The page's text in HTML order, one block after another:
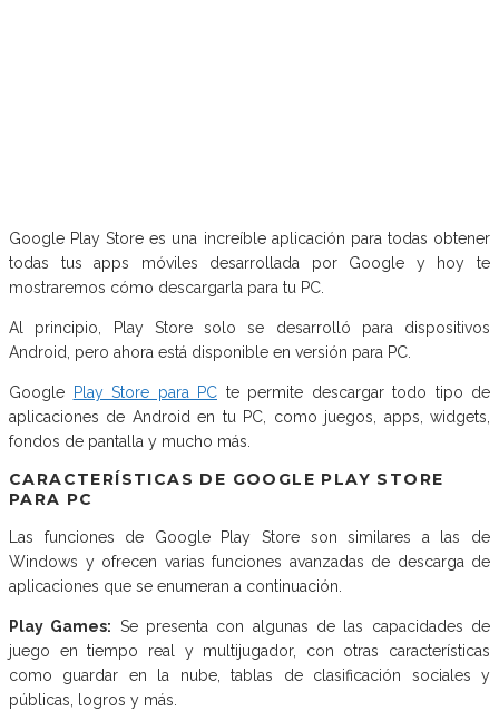
Google Play Store es una increíble aplicación para todas obtener
todas tus apps móviles desarrollada por Google y hoy te
mostraremos cómo descargarla para tu PC.
Al principio, Play Store solo se desarrolló para dispositivos
Android, pero ahora está disponible en versión para PC.
Google Play Store para PC te permite descargar todo tipo de
aplicaciones de Android en tu PC, como juegos, apps, widgets,
fondos de pantalla y mucho más.
CARACTERÍSTICAS DE GOOGLE PLAY STORE
PARA PC
Las funciones de Google Play Store son similares a las de
Windows y ofrecen varias funciones avanzadas de descarga de
aplicaciones que se enumeran a continuación.
Play Games: Se presenta con algunas de las capacidades de
juego en tiempo real y multijugador, con otras características
como guardar en la nube, tablas de clasificación sociales y
públicas, logros y más.